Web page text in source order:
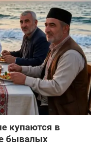
купаются в
бывалых